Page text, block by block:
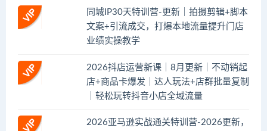
同城IP30天特训营-更新｜拍摄剪辑+脚本
文案+引流成交，打爆本地流量提升门店
业绩实操教学
2026抖店运营新课｜8月更新｜不动销起
店+商品卡爆发｜达人玩法+店群批量复制
｜轻松玩转抖音小店全域流量
2026亚马逊实战通关特训营-2026更新，